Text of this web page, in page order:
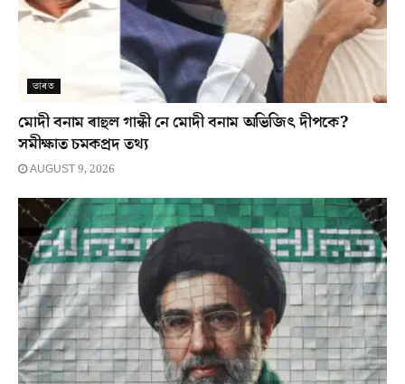
ভাৰত
মোদী বনাম ৰাহুল গান্ধী নে মোদী বনাম অভিজিৎ দীপকে?
সমীক্ষাত চমকপ্ৰদ তথ্য
AUGUST 9, 2026